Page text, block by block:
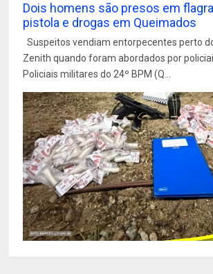
Dois homens são presos em
pistola e drogas em Queimados
Suspeitos vendiam entorpecentes perto
Zenith quando foram abordados por
Policiais militares do 24º BPM (Q...